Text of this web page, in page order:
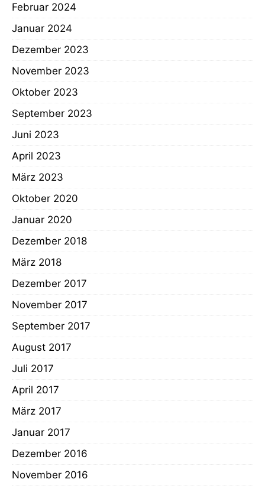
Februar 2024
Januar 2024
Dezember 2023
November 2023
Oktober 2023
September 2023
Juni 2023
April 2023
März 2023
Oktober 2020
Januar 2020
Dezember 2018
März 2018
Dezember 2017
November 2017
September 2017
August 2017
Juli 2017
April 2017
März 2017
Januar 2017
Dezember 2016
November 2016